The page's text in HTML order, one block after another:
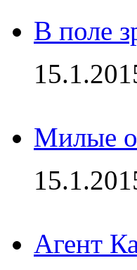
В поле
Милые
Агент